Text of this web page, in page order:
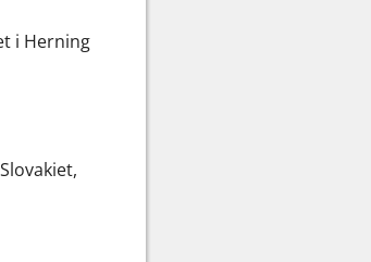
i Herning